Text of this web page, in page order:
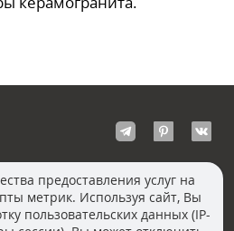
Волгоград
предоставления услуг на
метрик. Используя сайт, Вы
пользовательских данных (IP-